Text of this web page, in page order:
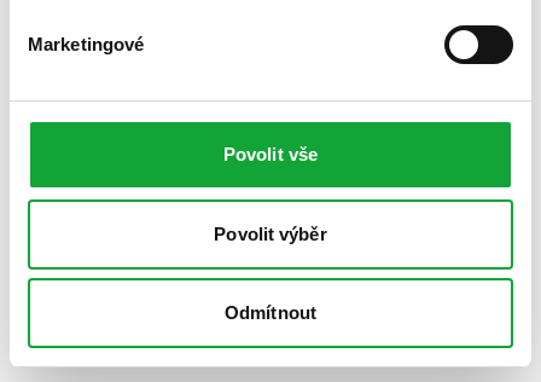
Marketingové
Povolit vše
Povolit výběr
Odmítnout